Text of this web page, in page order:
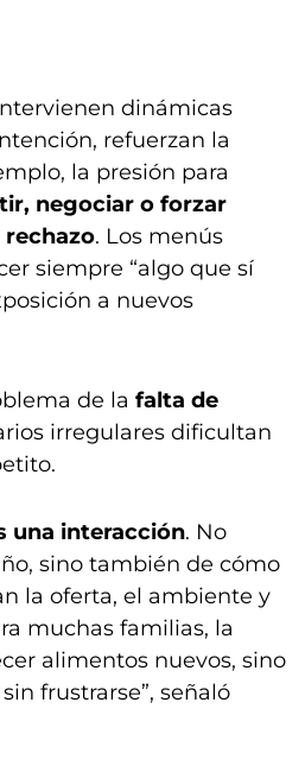
dinámicas
refuerzan la
la presión para
negociar o forzar
rechazo. Los menús
siempre “algo que sí
a nuevos
de la falta de
irregulares dificultan
una interacción. No
sino también de cómo
la oferta, el ambiente y
muchas familias, la
alimentos nuevos, sino
frustrarse”, señaló